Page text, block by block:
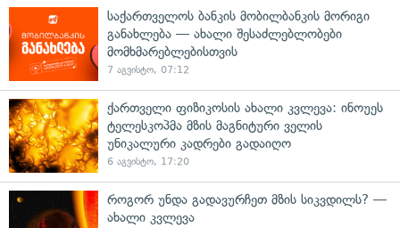
საქართველოს ბანკის მობილბანკის მორიგი
განახლება — ახალი შესაძლებლობები
მომხმარებლებისთვის
7 აგვისტო, 07:12
ქართველი ფიზიკოსის ახალი კვლევა: ინოუეს
ტელესკოპმა მზის მაგნიტური ველის
უნიკალური კადრები გადაიღო
6 აგვისტო, 17:20
როგორ უნდა გადავურჩეთ მზის სიკვდილს? —
ახალი კვლევა